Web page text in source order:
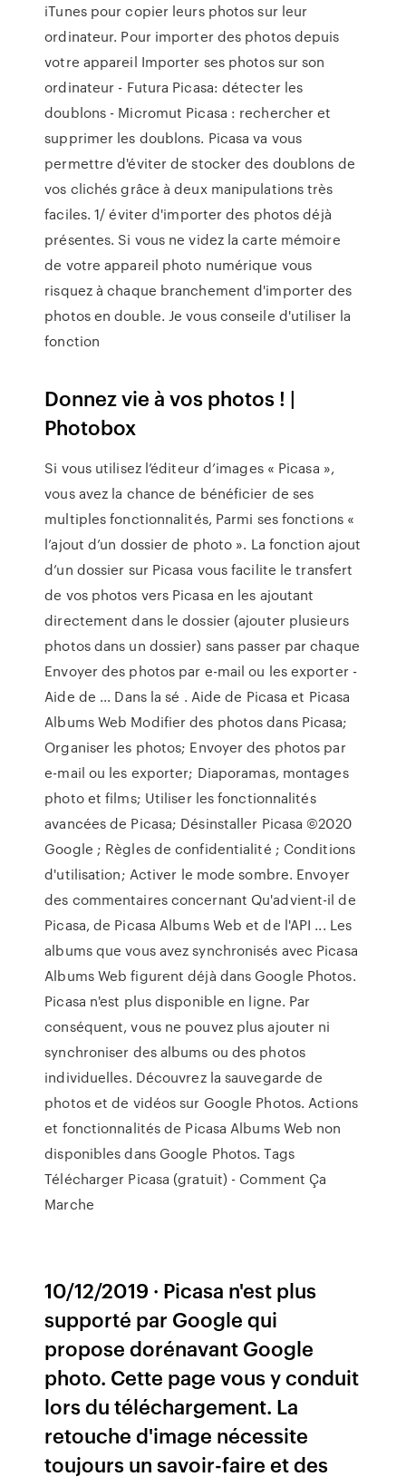
iTunes pour copier leurs photos sur leur
ordinateur. Pour importer des photos depuis
votre appareil Importer ses photos sur son
ordinateur - Futura Picasa: détecter les
doublons - Micromut Picasa : rechercher et
supprimer les doublons. Picasa va vous
permettre d'éviter de stocker des doublons de
vos clichés grâce à deux manipulations très
faciles. 1/ éviter d'importer des photos déjà
présentes. Si vous ne videz la carte mémoire
de votre appareil photo numérique vous
risquez à chaque branchement d'importer des
photos en double. Je vous conseile d'utiliser la
fonction
Donnez vie à vos photos ! |
Photobox
Si vous utilisez l’éditeur d’images « Picasa »,
vous avez la chance de bénéficier de ses
multiples fonctionnalités, Parmi ses fonctions «
l’ajout d’un dossier de photo ». La fonction ajout
d’un dossier sur Picasa vous facilite le transfert
de vos photos vers Picasa en les ajoutant
directement dans le dossier (ajouter plusieurs
photos dans un dossier) sans passer par chaque
Envoyer des photos par e-mail ou les exporter -
Aide de ... Dans la sé . Aide de Picasa et Picasa
Albums Web Modifier des photos dans Picasa;
Organiser les photos; Envoyer des photos par
e-mail ou les exporter; Diaporamas, montages
photo et films; Utiliser les fonctionnalités
avancées de Picasa; Désinstaller Picasa ©2020
Google ; Règles de confidentialité ; Conditions
d'utilisation; Activer le mode sombre. Envoyer
des commentaires concernant Qu'advient-il de
Picasa, de Picasa Albums Web et de l'API ... Les
albums que vous avez synchronisés avec Picasa
Albums Web figurent déjà dans Google Photos.
Picasa n'est plus disponible en ligne. Par
conséquent, vous ne pouvez plus ajouter ni
synchroniser des albums ou des photos
individuelles. Découvrez la sauvegarde de
photos et de vidéos sur Google Photos. Actions
et fonctionnalités de Picasa Albums Web non
disponibles dans Google Photos. Tags
Télécharger Picasa (gratuit) - Comment Ça
Marche
10/12/2019 · Picasa n'est plus
supporté par Google qui
propose dorénavant Google
photo. Cette page vous y conduit
lors du téléchargement. La
retouche d'image nécessite
toujours un savoir-faire et des